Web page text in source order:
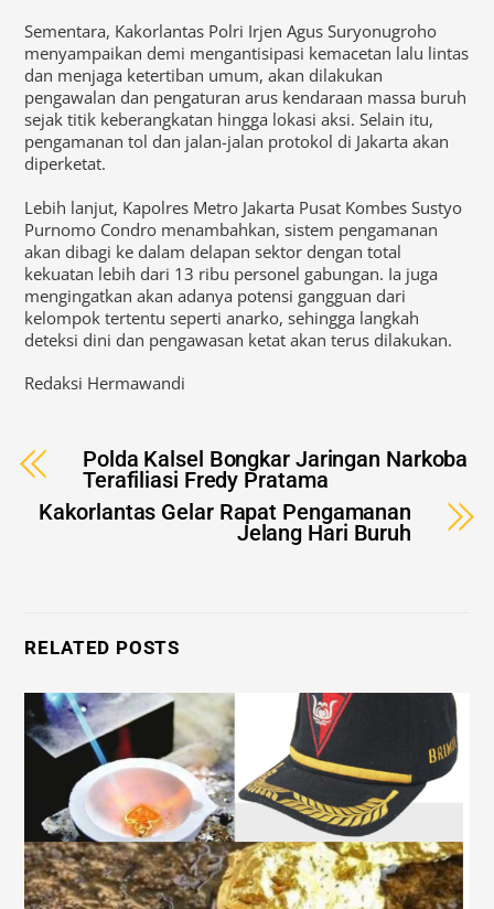
Sementara, Kakorlantas Polri Irjen Agus Suryonugroho
menyampaikan demi mengantisipasi kemacetan lalu lintas
dan menjaga ketertiban umum, akan dilakukan
pengawalan dan pengaturan arus kendaraan massa buruh
sejak titik keberangkatan hingga lokasi aksi. Selain itu,
pengamanan tol dan jalan-jalan protokol di Jakarta akan
diperketat.
Lebih lanjut, Kapolres Metro Jakarta Pusat Kombes Sustyo
Purnomo Condro menambahkan, sistem pengamanan
akan dibagi ke dalam delapan sektor dengan total
kekuatan lebih dari 13 ribu personel gabungan. Ia juga
mengingatkan akan adanya potensi gangguan dari
kelompok tertentu seperti anarko, sehingga langkah
deteksi dini dan pengawasan ketat akan terus dilakukan.
Redaksi Hermawandi
Polda Kalsel Bongkar Jaringan Narkoba
Terafiliasi Fredy Pratama
Kakorlantas Gelar Rapat Pengamanan
Jelang Hari Buruh
RELATED POSTS